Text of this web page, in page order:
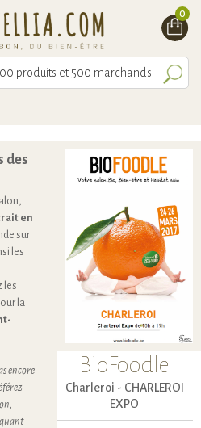
0
des
en
sur
les
les
la
encore
BioFoodle
Charleroi - CHARLEROI
EXPO